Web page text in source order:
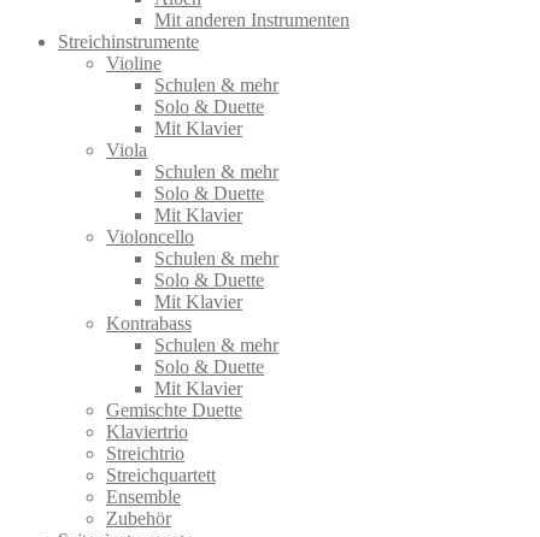
Mit anderen Instrumenten
Streichinstrumente
Violine
Schulen & mehr
Solo & Duette
Mit Klavier
Viola
Schulen & mehr
Solo & Duette
Mit Klavier
Violoncello
Schulen & mehr
Solo & Duette
Mit Klavier
Kontrabass
Schulen & mehr
Solo & Duette
Mit Klavier
Gemischte Duette
Klaviertrio
Streichtrio
Streichquartett
Ensemble
Zubehör